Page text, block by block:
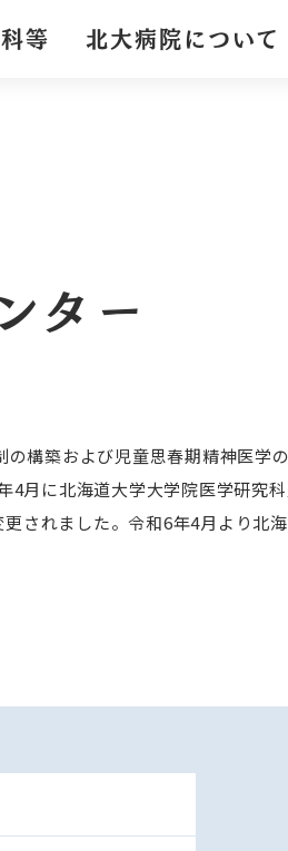
等 北大病院について
ター
構築および児童思春期精神医学
4月に北海道大学大学院医学研究
されました。令和6年4月より北